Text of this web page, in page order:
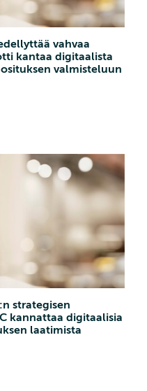
vahvaa
kantaa digitaalista
valmisteluun
strategisen
kannattaa digitaalisia
laatimista